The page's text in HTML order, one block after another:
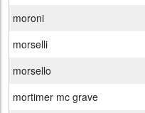
moroni
morselli
morsello
mortimer mc grave